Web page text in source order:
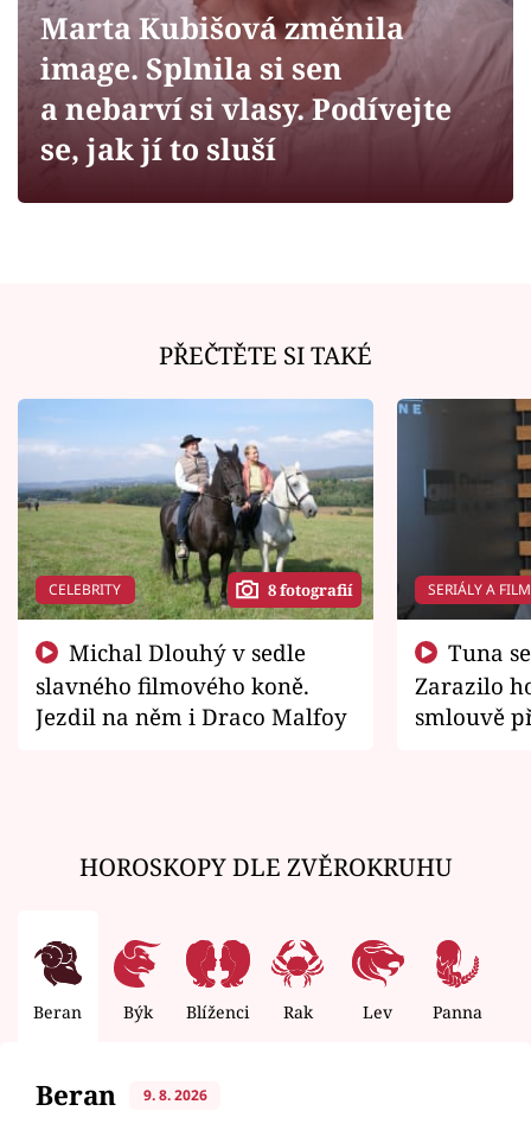
Sledujte prima+
Filmový festival Karlovy Vary
Sledujte nás
Marta Kubišová změnila
image. Splnila si sen
a nebarví si vlasy. Podívejte
se, jak jí to sluší
PŘEČTĚTE SI TAKÉ
CELEBRITY 8 fotografií
slavného filmového koně.
Jezdil na něm i Draco Malfoy
SERIÁLY A
Zarazilo
smlouvě
HOROSKOPY DLE ZVĚROKRUHU
Beran Býk Blíženci Rak Lev Panna
Beran 9. 8. 2026